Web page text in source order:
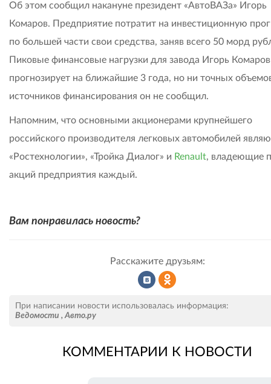
Об этом сообщил накануне президент «АвтоВАЗа» Игорь
Комаров. Предприятие потратит на инвестиционную
по большей части свои средства, заняв всего 50 морд
Пиковые финансовые нагрузки для завода Игорь Комаров
прогнозирует на ближайшие 3 года, но ни точных
источников финансирования он не сообщил.
Напомним, что основными акционерами крупнейшего
российского производителя легковых автомобилей
«Ростехнологии», «Тройка Диалог» и Renault, владеющие
акций предприятия каждый.
Вам понравилась новость?
Расскажите друзьям:
во
При написании новости использовалась информация:
Ведомости ,Авто.ру
КОММЕНТАРИИ К НОВОСТИ